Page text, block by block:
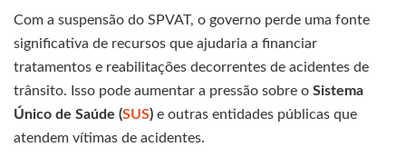
Com a suspensão do SPVAT, o governo perde uma fonte
significativa de recursos que ajudaria a financiar
tratamentos e reabilitações decorrentes de acidentes de
trânsito. Isso pode aumentar a pressão sobre o Sistema
Único de Saúde (SUS) e outras entidades públicas que
atendem vítimas de acidentes.